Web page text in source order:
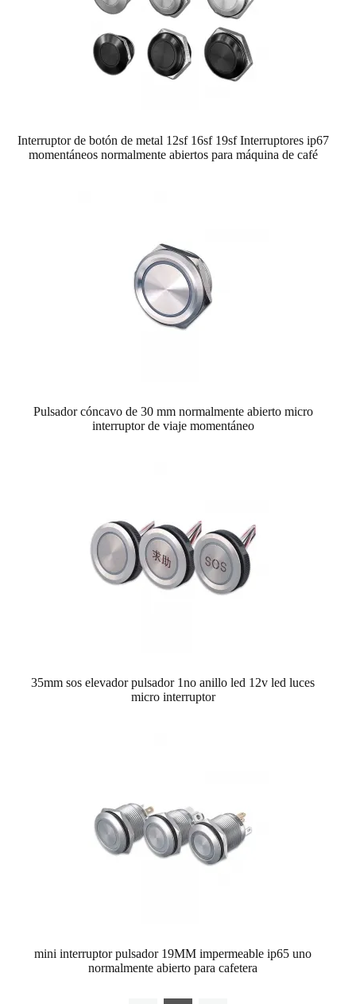
Interruptor de botón de metal 12sf 16sf 19sf Interruptores ip67
momentáneos normalmente abiertos para máquina de café
Pulsador cóncavo de 30 mm normalmente abierto micro
interruptor de viaje momentáneo
35mm sos elevador pulsador 1no anillo led 12v led luces
micro interruptor
mini interruptor pulsador 19MM impermeable ip65 uno
normalmente abierto para cafetera